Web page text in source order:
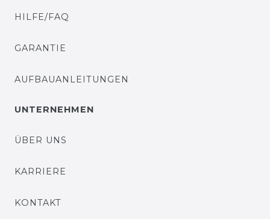
HILFE/FAQ
GARANTIE
AUFBAUANLEITUNGEN
UNTERNEHMEN
ÜBER UNS
KARRIERE
KONTAKT